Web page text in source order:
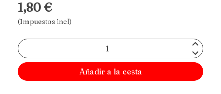
1,80 €
(Impuestos incl)
Añadir a la cesta